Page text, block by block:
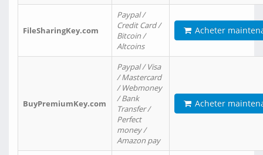
FileSharingKey.com
Paypal /
Credit Card /
Bitcoin /
Altcoins
Acheter
BuyPremiumKey.com
Paypal / Visa
/ Mastercard
/ Webmoney
/ Bank
Transfer /
Perfect
money /
Amazon pay
Acheter